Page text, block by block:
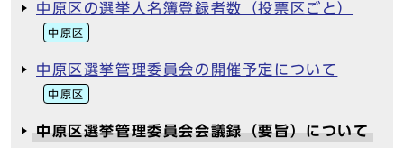
中原区の選挙人名簿登録者数（投票区ごと）
中原区
中原区選挙管理委員会の開催予定について
中原区
中原区選挙管理委員会会議録（要旨）について